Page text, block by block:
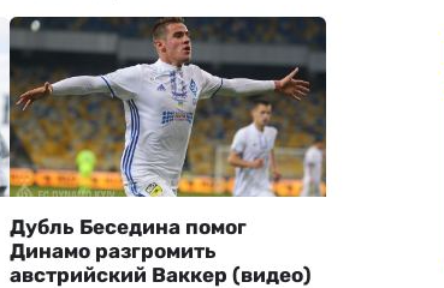
Дубль Беседина помог
Динамо разгромить
австрийский Ваккер (видео)